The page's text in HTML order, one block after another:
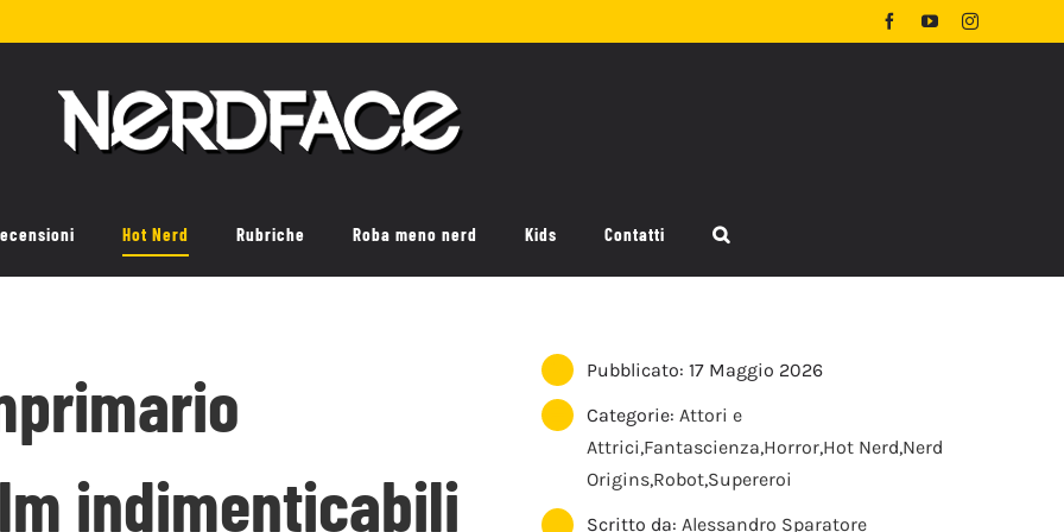
FacebookYouTubeInstagram
Hot Nerd Rubriche Roba meno nerd Kids Contatti
indimenticabili
Pubblicato: 17 Maggio 2026
Categorie:Attori e
Attrici,Fantascienza,Horror,Hot Nerd,Nerd
Origins,Robot,Supereroi
Scritto da:Alessandro Sparatore